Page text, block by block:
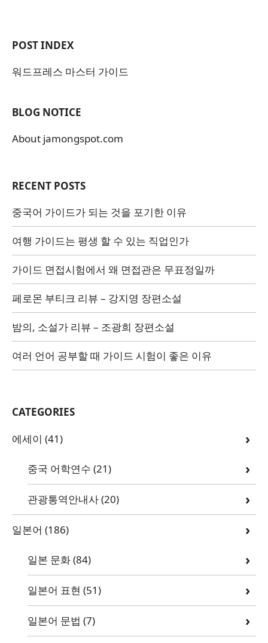
POST INDEX
워드프레스 마스터 가이드
BLOG NOTICE
About jamongspot.com
RECENT POSTS
중국어 가이드가 되는 것을 포기한 이유
여행 가이드는 평생 할 수 있는 직업인가
가이드 면접시험에서 왜 면접관은 무표정일까
페로몬 부티크 리뷰 – 강지영 장편소설
밤의, 소설가 리뷰 – 조광희 장편소설
여러 언어 공부할 때 가이드 시험이 좋은 이유
CATEGORIES
에세이 (41)
중국 어학연수 (21)
관광통역안내사(20)
일본어 (186)
일본 문화(84)
일본어 표현 (51)
일본어 문법 (7)